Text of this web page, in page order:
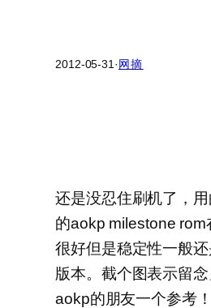
2012-05-31 ·网摘
还是没忍住刷机了，
的aokp milestone rom
很好但是稳定性一般
版本。截个图表示留
aokp的朋友一个参考！